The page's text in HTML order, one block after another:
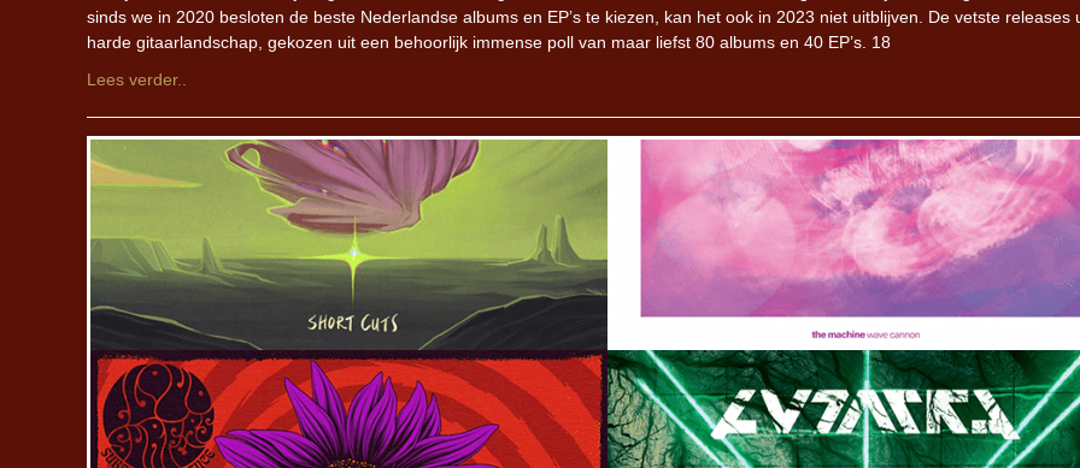
sinds we in 2020 besloten de beste Nederlandse albums en EP’s te kiezen, kan het ook in 2023 niet uitblijven. De vetste releases
harde gitaarlandschap, gekozen uit een behoorlijk immense poll van maar liefst 80 albums en 40 EP’s. 18
Lees verder..